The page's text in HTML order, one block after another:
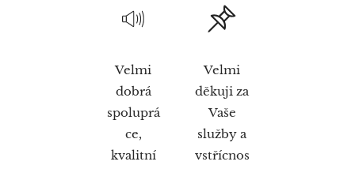
Velmi
dobrá
spoluprá
ce,
kvalitní
Velmi
děkuji za
Vaše
služby a
vstřícnos